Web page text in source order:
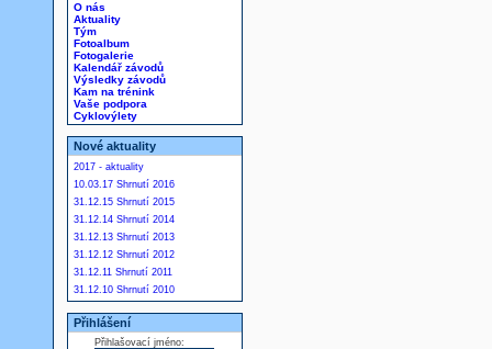
O nás
Aktuality
Tým
Fotoalbum
Fotogalerie
Kalendář závodů
Výsledky závodů
Kam na trénink
Vaše podpora
Cyklovýlety
Nové aktuality
2017 - aktuality
10.03.17 Shrnutí 2016
31.12.15 Shrnutí 2015
31.12.14 Shrnutí 2014
31.12.13 Shrnutí 2013
31.12.12 Shrnutí 2012
31.12.11 Shrnutí 2011
31.12.10 Shrnutí 2010
Přihlášení
Přihlašovací jméno: